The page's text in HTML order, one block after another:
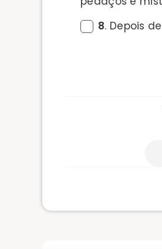
8. Depois